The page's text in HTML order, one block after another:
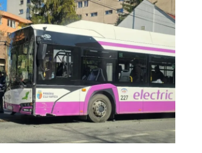
ECONOMIC
VIDEO. Depășirea anului la Cluj:
Gonea cu BMW-ul de parcă era
avion. „Avea între 120 și 150
km/h. Dacă nu frânam și eu, și
celălalt șofer, ne omora”